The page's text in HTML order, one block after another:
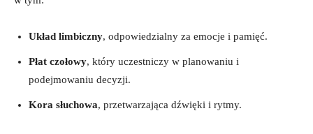
Układ limbiczny, odpowiedzialny za emocje i pamięć.
Płat czołowy, który uczestniczy w planowaniu i
podejmowaniu decyzji.
Kora słuchowa, przetwarzająca dźwięki i rytmy.